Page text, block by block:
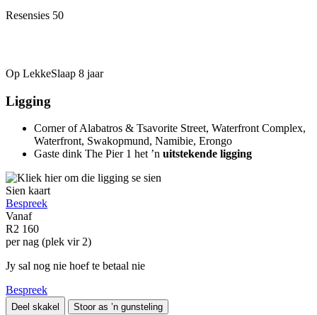
Resensies 50
Op LekkeSlaap 8 jaar
Ligging
Corner of Alabatros & Tsavorite Street, Waterfront Complex,
Waterfront, Swakopmund, Namibie, Erongo
Gaste dink The Pier 1 het ’n uitstekende ligging
Sien kaart
Bespreek
Vanaf
R2 160
per nag (plek vir 2)
Jy sal nog nie hoef te betaal nie
Bespreek
Deel skakel Stoor as ’n gunsteling